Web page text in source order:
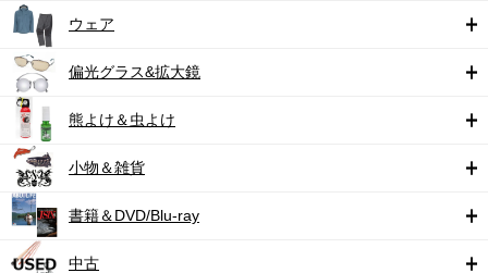
ウェア
偏光グラス&拡大鏡
熊よけ＆虫よけ
小物＆雑貨
書籍＆DVD/Blu-ray
中古